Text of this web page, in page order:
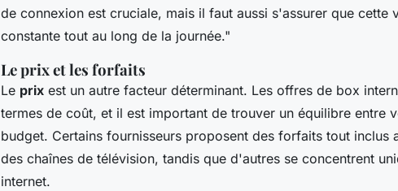
de connexion est cruciale, mais il faut aussi s'assurer que cette
constante tout au long de la journée."
Le prix et les forfaits
Le prix est un autre facteur déterminant. Les offres de box
termes de coût, et il est important de trouver un équilibre entre
budget. Certains fournisseurs proposent des forfaits tout inclus
des chaînes de télévision, tandis que d'autres se concentrent
internet.